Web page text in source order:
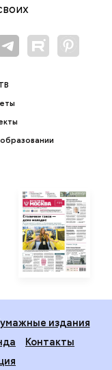
издания
Контакты